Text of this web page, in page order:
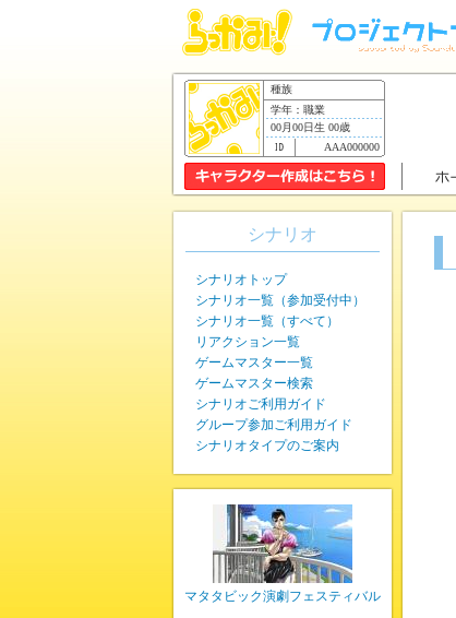
種族
学年：職業
00月00日生 00歳
AAA000000
シナリオ
シナリオトップ
シナリオ一覧（参加受付中）
シナリオ一覧（すべて）
リアクション一覧
ゲームマスター一覧
ゲームマスター検索
シナリオご利用ガイド
グループ参加ご利用ガイド
シナリオタイプのご案内
マタタビック演劇フェスティバル